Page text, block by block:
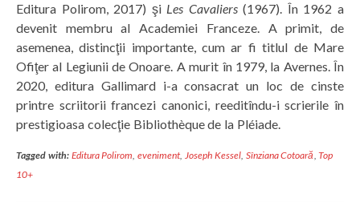
Editura Polirom, 2017) şi Les Cavaliers(1967). În 1962 a
devenit membru al Academiei Franceze. A primit, de
asemenea, distincţii importante, cum ar fi titlul de Mare
Ofiţer al Legiunii de Onoare. A murit în 1979, la Avernes. În
2020, editura Gallimard i-a consacrat un loc de cinste
printre scriitorii francezi canonici, reeditîndu-i scrierile în
prestigioasa colecţie Bibliothèque de la Pléiade.
Tagged with: Editura Polirom,eveniment,Joseph Kessel, Sînziana Cotoară,Top
10+